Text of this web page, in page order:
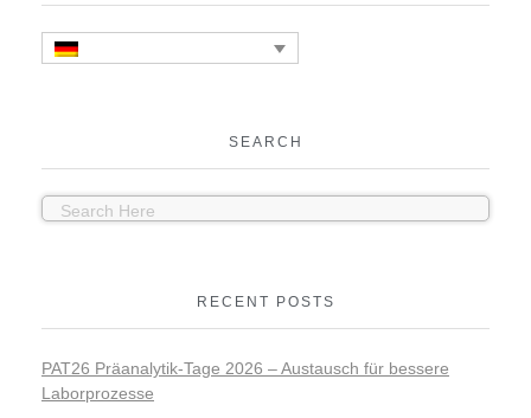
SEARCH
RECENT POSTS
PAT26 Präanalytik-Tage 2026 – Austausch für bessere
Laborprozesse